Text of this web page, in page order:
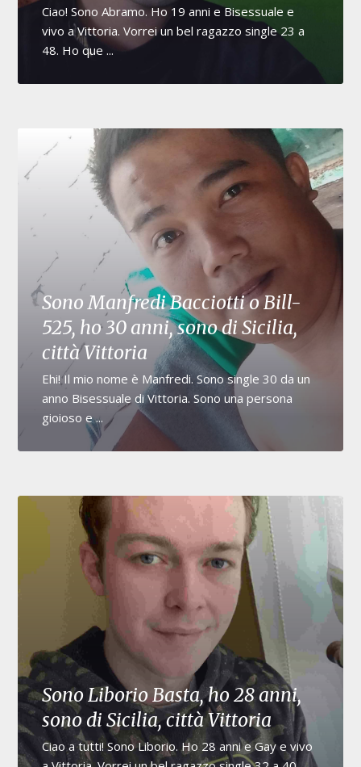
Ciao! Sono Abramo. Ho 19 anni e Bisessuale e
vivo a Vittoria. Vorrei un bel ragazzo single 23 a
48. Ho que ...
Sono Manfredi Bacciotti o Bill-
525, ho 30 anni, sono di Sicilia,
città Vittoria
Ehi! Il mio nome è Manfredi. Sono single 30 da un
anno Bisessuale di Vittoria. Sono una persona
gioioso e ...
Sono Liborio Basta, ho 28 anni,
sono di Sicilia, città Vittoria
Ciao a tutti! Sono Liborio. Ho 28 anni e Gay e vivo